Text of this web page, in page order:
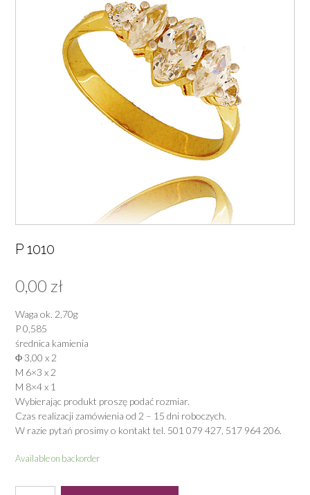
P 1010
0,00 zł
Waga ok. 2,70g
P 0,585
średnica kamienia
Φ 3,00 x 2
M 6×3 x 2
M 8×4 x 1
Wybierając produkt proszę podać rozmiar.
Czas realizacji zamówienia od 2 – 15 dni roboczych.
W razie pytań prosimy o kontakt tel. 501 079 427, 517 964 206.
Available on backorder